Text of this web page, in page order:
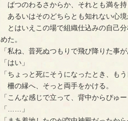
ばつのわるさからか、それとも満を持
あるいはそのどちらとも知れない心境
とはいえこの場で組織仕込みの自己
めた。
「私ね、昔死ぬつもりで飛び降りた事が
「はい」
「ちょっと死にそうになったとき、も
柵の縁へ、そっと両手をかける。
「こんな感じで立って、背中からぴゅー
「……」